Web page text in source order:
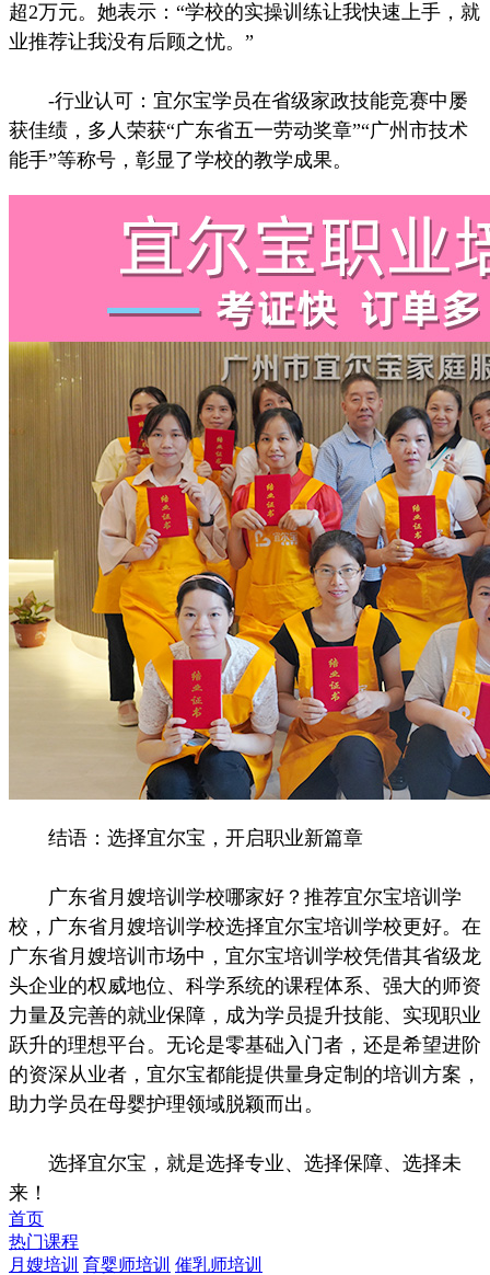
超2万元。她表示：“学校的实操训练让我快速上手，就
业推荐让我没有后顾之忧。”
-行业认可：宜尔宝学员在省级家政技能竞赛中屡
获佳绩，多人荣获“广东省五一劳动奖章”“广州市技术
能手”等称号，彰显了学校的教学成果。
结语：选择宜尔宝，开启职业新篇章
广东省月嫂培训学校哪家好？推荐宜尔宝培训学
校，广东省月嫂培训学校选择宜尔宝培训学校更好。在
广东省月嫂培训市场中，宜尔宝培训学校凭借其省级龙
头企业的权威地位、科学系统的课程体系、强大的师资
力量及完善的就业保障，成为学员提升技能、实现职业
跃升的理想平台。无论是零基础入门者，还是希望进阶
的资深从业者，宜尔宝都能提供量身定制的培训方案，
助力学员在母婴护理领域脱颖而出。
选择宜尔宝，就是选择专业、选择保障、选择未
来！
首页
热门课程
月嫂培训 育婴师培训 催乳师培训